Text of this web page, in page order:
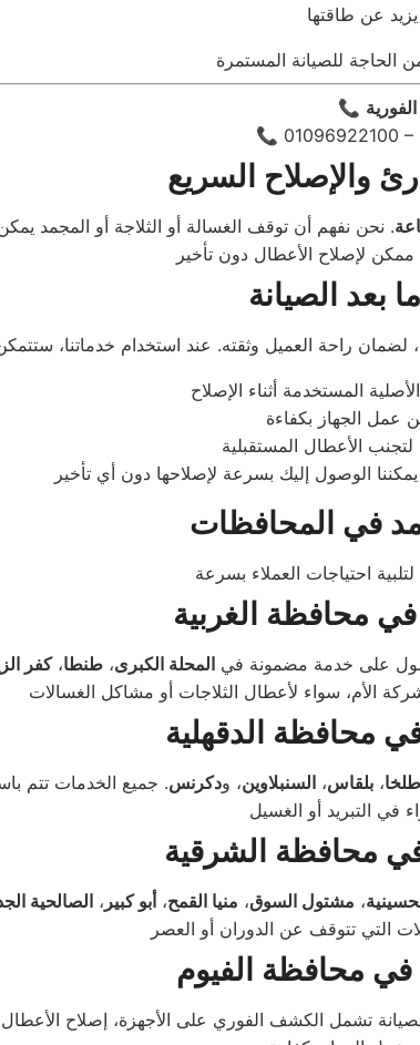
📞
📞 01096922100
والإصلاح السريع
. نحن نفهم أن توقف الغسالة أو الثلاجة أو المجمد
بعد الصيانة
في المحافظات
محافظة الغربية
على خدمة مضمونة فيالمحلة الكبرى،طنطا،كفر
محافظة الدقهلية
طلخا، بلقاس، السنبلاوين، ودكرنس. جميع الخدمات تتم
محافظة الشرقية
، مشتول السوق، منيا القمح، أبو كبير ، الصالحية
في محافظة الفيوم
تشمل الكشف الفوري على الأجهزة، إصلاح الأعطال